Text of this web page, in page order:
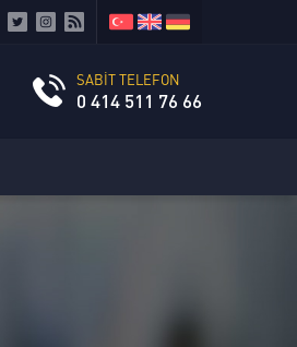
SABİT TELEFON
0 414 511 76 66